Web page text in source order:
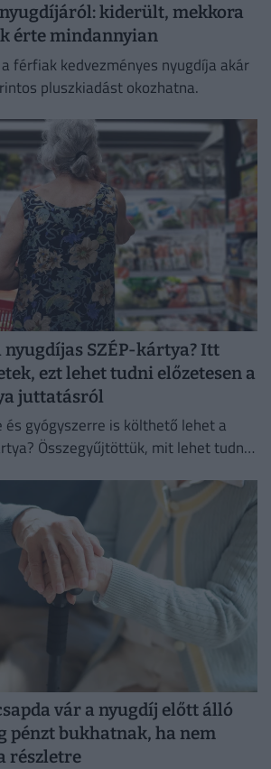
kiderült, mekkora
érte mindannyian
férfiak kedvezményes nyugdíja akár
pluszkiadást okozhatna.
SZÉP-kártya? Itt
ezt lehet tudni előzetesen a
juttatásról
és gyógyszerre is költhető lehet a
Összegyűjtöttük, mit lehet tudni
vár a nyugdíj előtt álló
pénzt bukhatnak, ha nem
részletre